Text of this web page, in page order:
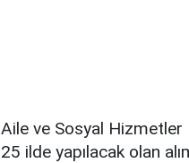
Aile ve Sosyal Hizmetler
25 ilde yapılacak olan